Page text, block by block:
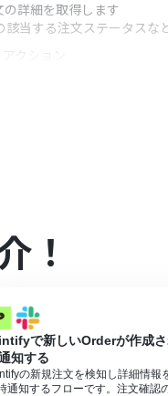
詳細を取得します
当する注文ステータスな
には制限対象のアプリを
！
で新しいOrderが作成
知する
の新規注文を検知し詳細情報
通知するフローです。注文確認